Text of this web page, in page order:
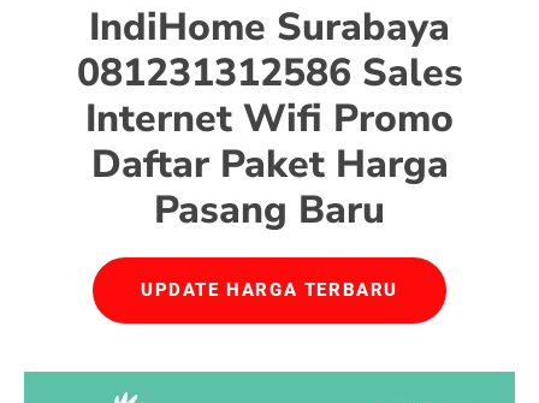
IndiHome Surabaya
081231312586 Sales
Internet Wifi Promo
Daftar Paket Harga
Pasang Baru
UPDATE HARGA TERBARU